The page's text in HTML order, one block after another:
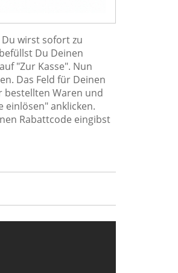
wirst sofort zu
Du Deinen
"Zur Kasse". Nun
Das Feld für Deinen
bestellten Waren und
einlösen" anklicken.
Rabattcode eingibst